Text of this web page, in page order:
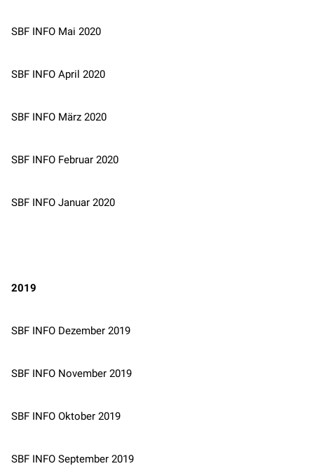
SBF INFO Mai 2020
SBF INFO April 2020
SBF INFO März 2020
SBF INFO Februar 2020
SBF INFO Januar 2020
2019
SBF INFO Dezember 2019
SBF INFO November 2019
SBF INFO Oktober 2019
SBF INFO September 2019